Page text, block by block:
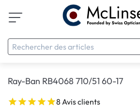
Ray-Ban RB4068 710/51 60-17
8 Avis clients